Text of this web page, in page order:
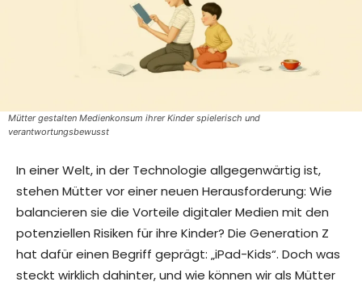
Mütter gestalten Medienkonsum ihrer Kinder spielerisch und
verantwortungsbewusst
In einer Welt, in der Technologie allgegenwärtig ist,
stehen Mütter vor einer neuen Herausforderung: Wie
balancieren sie die Vorteile digitaler Medien mit den
potenziellen Risiken für ihre Kinder? Die Generation Z
hat dafür einen Begriff geprägt: „iPad-Kids“. Doch was
steckt wirklich dahinter, und wie können wir als Mütter